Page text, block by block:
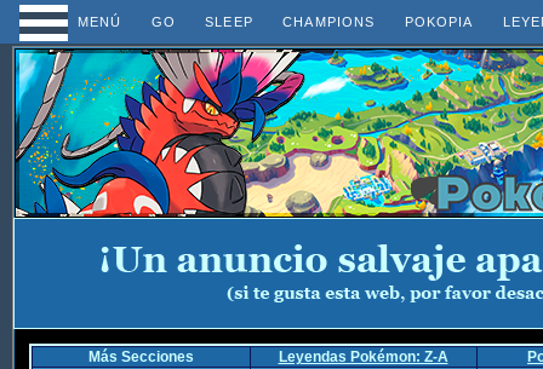
MENÚ GO SLEEP CHAMPIONS POKOPIA
Más Secciones Leyendas Pokémon: Z-A